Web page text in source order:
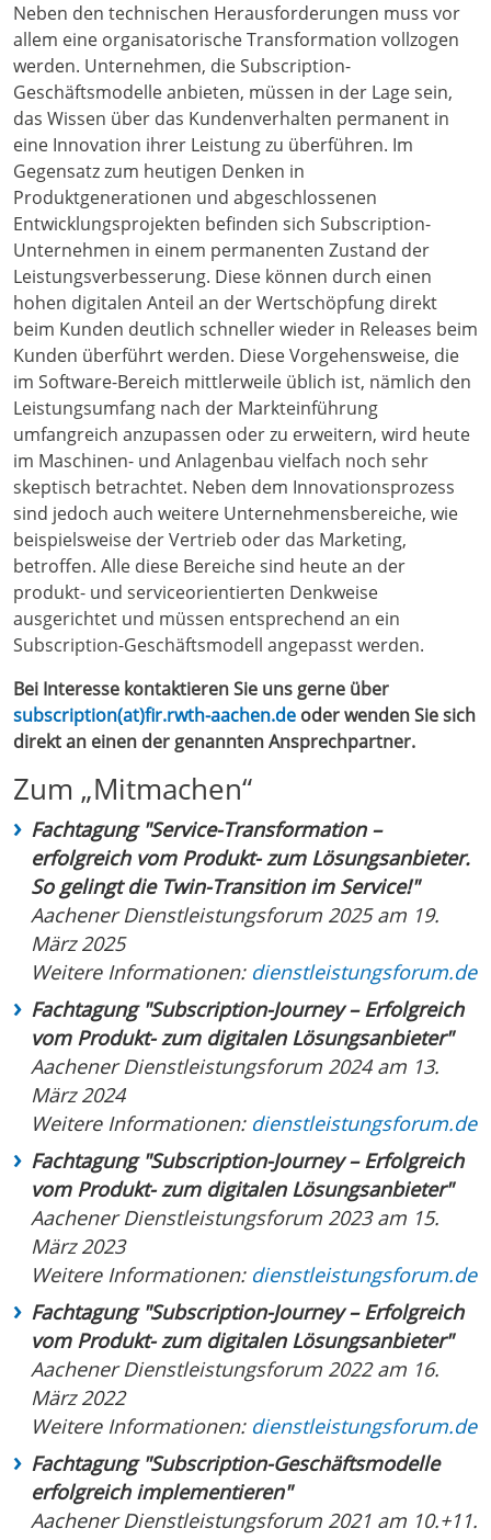
Neben den technischen Herausforderungen muss vor
allem eine organisatorische Transformation vollzogen
werden. Unternehmen, die Subscription-
Geschäftsmodelle anbieten, müssen in der Lage sein,
das Wissen über das Kundenverhalten permanent in
eine Innovation ihrer Leistung zu überführen. Im
Gegensatz zum heutigen Denken in
Produktgenerationen und abgeschlossenen
Entwicklungsprojekten befinden sich Subscription-
Unternehmen in einem permanenten Zustand der
Leistungsverbesserung. Diese können durch einen
hohen digitalen Anteil an der Wertschöpfung direkt
beim Kunden deutlich schneller wieder in Releases beim
Kunden überführt werden. Diese Vorgehensweise, die
im Software-Bereich mittlerweile üblich ist, nämlich den
Leistungsumfang nach der Markteinführung
umfangreich anzupassen oder zu erweitern, wird heute
im Maschinen- und Anlagenbau vielfach noch sehr
skeptisch betrachtet. Neben dem Innovationsprozess
sind jedoch auch weitere Unternehmensbereiche, wie
beispielsweise der Vertrieb oder das Marketing,
betroffen. Alle diese Bereiche sind heute an der
produkt- und serviceorientierten Denkweise
ausgerichtet und müssen entsprechend an ein
Subscription-Geschäftsmodell angepasst werden.
Bei Interesse kontaktieren Sie uns gerne über
subscription(at)fir.rwth-aachen.de oder wenden Sie sich
direkt an einen der genannten Ansprechpartner.
Zum „Mitmachen“
Fachtagung "Service-Transformation –
erfolgreich vom Produkt- zum Lösungsanbieter.
So gelingt die Twin-Transition im Service!"
Aachener Dienstleistungsforum 2025 am 19.
März 2025
Weitere Informationen: dienstleistungsforum.de
Fachtagung "Subscription-Journey – Erfolgreich
vom Produkt- zum digitalen Lösungsanbieter"
Aachener Dienstleistungsforum 2024 am 13.
März 2024
Weitere Informationen: dienstleistungsforum.de
Fachtagung "Subscription-Journey – Erfolgreich
vom Produkt- zum digitalen Lösungsanbieter"
Aachener Dienstleistungsforum 2023 am 15.
März 2023
Weitere Informationen: dienstleistungsforum.de
Fachtagung "Subscription-Journey – Erfolgreich
vom Produkt- zum digitalen Lösungsanbieter"
Aachener Dienstleistungsforum 2022 am 16.
März 2022
Weitere Informationen: dienstleistungsforum.de
Fachtagung "Subscription-Geschäftsmodelle
erfolgreich implementieren"
Aachener Dienstleistungsforum 2021 am 10.+11.